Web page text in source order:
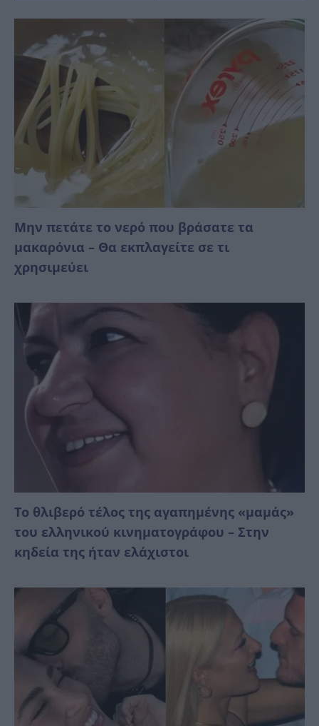
Μην πετάτε το νερό που βράσατε τα
μακαρόνια – Θα εκπλαγείτε σε τι
χρησιμεύει
Το θλιβερό τέλος της αγαπημένης «μαμάς»
του ελληνικού κινηματογράφου – Στην
κηδεία της ήταν ελάχιστοι